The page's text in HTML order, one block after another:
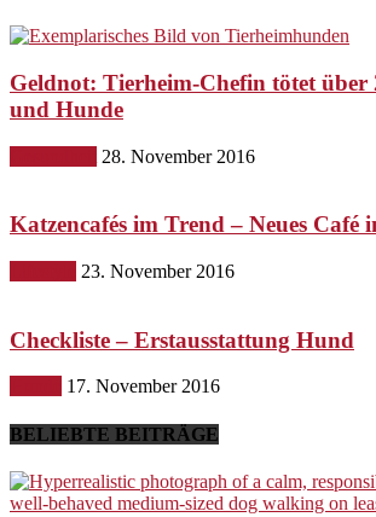
Geldnot: Tierheim-Chefin tötet über
und Hunde
28. November 2016
Katzencafés im Trend – Neues Café
23. November 2016
Checkliste – Erstausstattung Hund
17. November 2016
BELIEBTE BEITRÄGE